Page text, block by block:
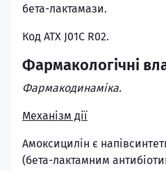
бета-лактамази.
Код АТХ J01C R02.
Фармакологічні
Фармакодинаміка.
Механізм дії
Амоксицилін є
(бета-лактамним